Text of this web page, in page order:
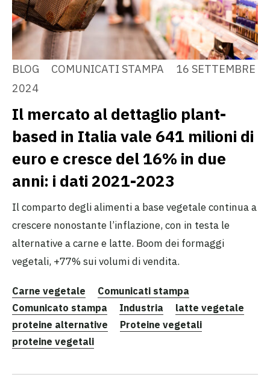
BLOG COMUNICATI STAMPA
16 SETTEMBRE
2024
Il mercato al dettaglio plant-
based in Italia vale 641 milioni di
euro e cresce del 16% in due
anni: i dati 2021-2023
Il comparto degli alimenti a base vegetale continua a
crescere nonostante l’inflazione, con in testa le
alternative a carne e latte. Boom dei formaggi
vegetali, +77% sui volumi di vendita.
Carne vegetale
Comunicati stampa
Comunicato stampa
Industria
latte vegetale
proteine alternative
Proteine vegetali
proteine vegetali